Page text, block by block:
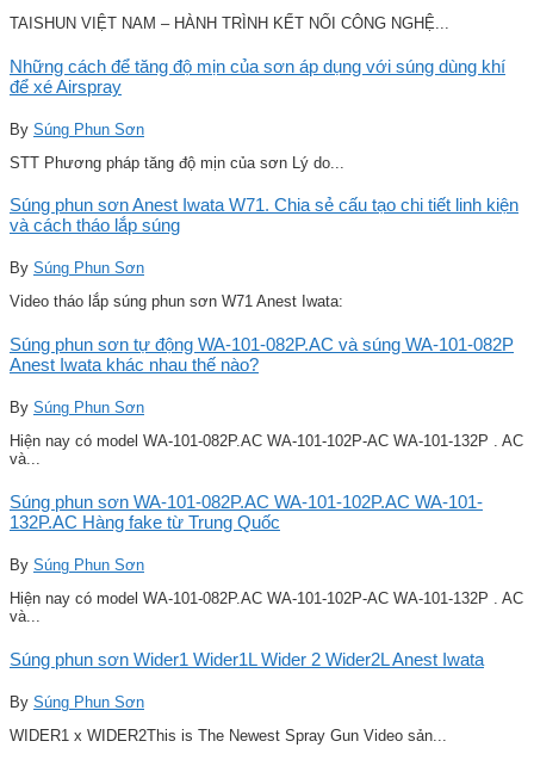
TAISHUN VIỆT NAM – HÀNH TRÌNH KẾT NỐI CÔNG NGHỆ...
Những cách để tăng độ mịn của sơn áp dụng với súng dùng khí
để xé Airspray
By Súng Phun Sơn
STT Phương pháp tăng độ mịn của sơn Lý do...
Súng phun sơn Anest Iwata W71. Chia sẻ cấu tạo chi tiết linh kiện
và cách tháo lắp súng
By Súng Phun Sơn
Video tháo lắp súng phun sơn W71 Anest Iwata:
Súng phun sơn tự động WA-101-082P.AC và súng WA-101-082P
Anest Iwata khác nhau thế nào?
By Súng Phun Sơn
Hiện nay có model WA-101-082P.AC WA-101-102P-AC WA-101-132P . AC
và...
Súng phun sơn WA-101-082P.AC WA-101-102P.AC WA-101-
132P.AC Hàng fake từ Trung Quốc
By Súng Phun Sơn
Hiện nay có model WA-101-082P.AC WA-101-102P-AC WA-101-132P . AC
và...
Súng phun sơn Wider1 Wider1L Wider 2 Wider2L Anest Iwata
By Súng Phun Sơn
WIDER1 x WIDER2This is The Newest Spray Gun Video sản...